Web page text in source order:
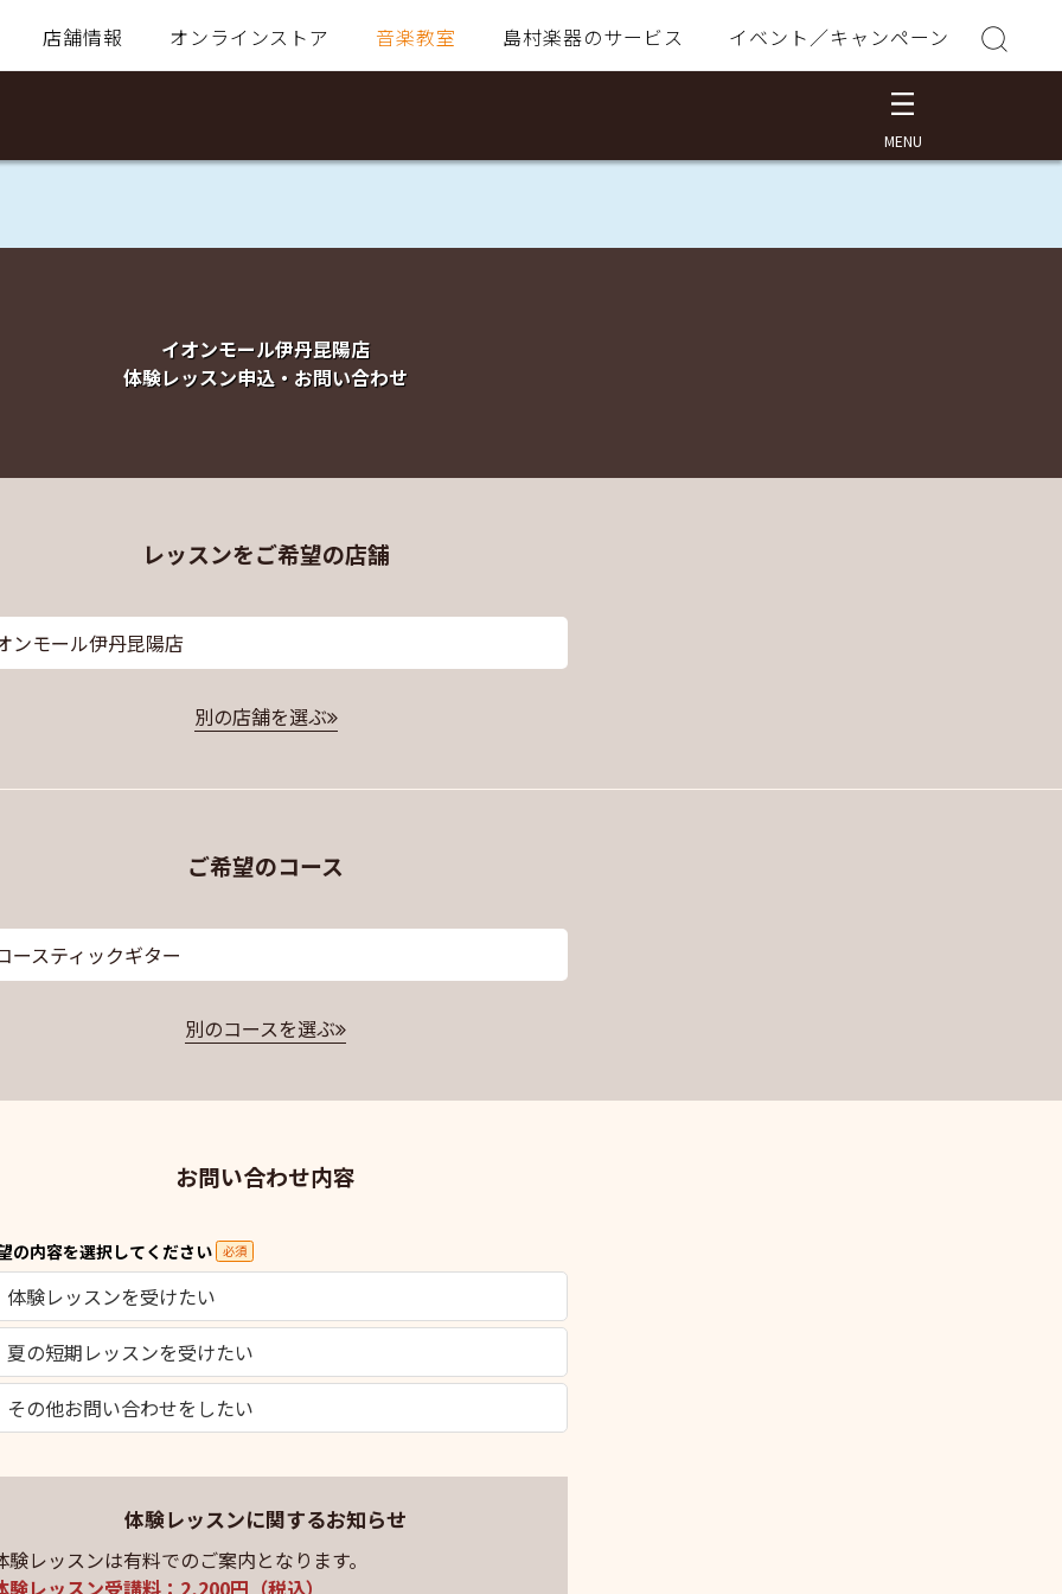
店舗情報 オンラインストア 音楽教室 島村楽器のサービス イベント／キャンペーン
イオンモール伊丹昆陽店
体験レッスン申込・お問い合わせ
レッスンをご希望の店舗
ンモール伊丹昆陽店
別の店舗を選ぶ
ご希望のコース
ースティックギター
別のコースを選ぶ
お問い合わせ内容
の内容を選択してください 必須
体験レッスンを受けたい
夏の短期レッスンを受けたい
その他お問い合わせをしたい
体験レッスンに関するお知らせ
験レッスンは有料でのご案内となります。
験レッスン受講料：2,200円（税込）